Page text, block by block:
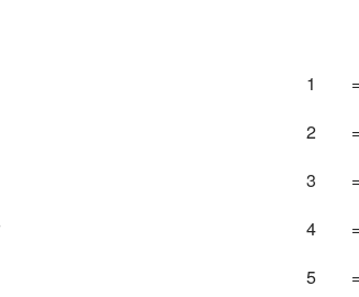
1 =
2 =
3 =
4 =
5 =